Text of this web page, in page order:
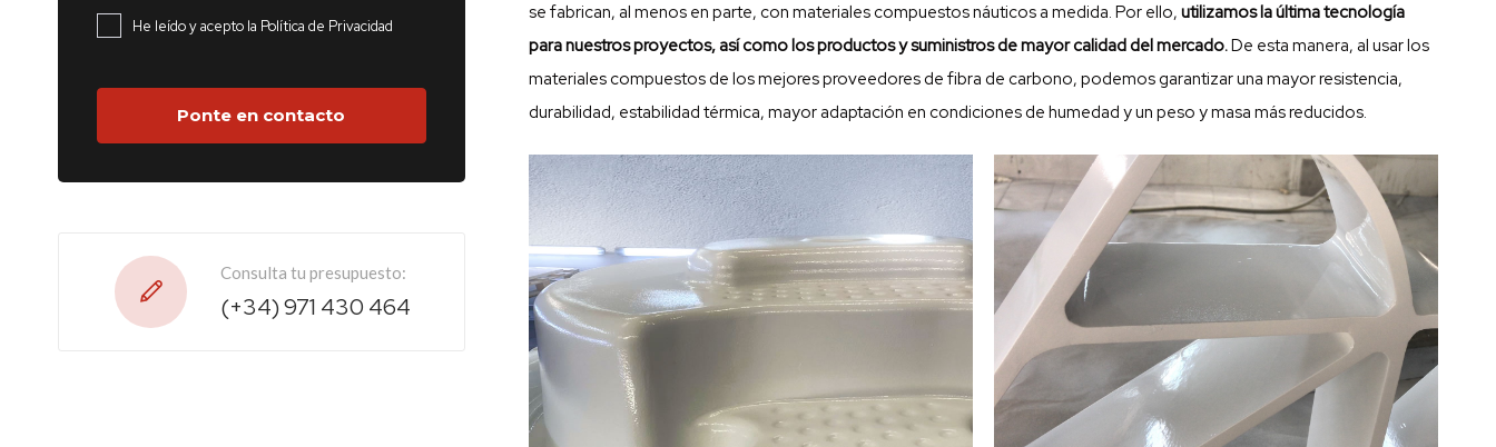
He leído y acepto la Política de Privacidad
Consulta tu presupuesto:
(+34) 971 430 464
se fabrican, al menos en parte, con materiales compuestos náuticos a medida. Por ello,utilizamos la última tecnología
para nuestros proyectos, así como los productos y suministros de mayor calidad del mercado.De esta manera, al usar los
materiales compuestos de los mejoresproveedores de fibra de carbono, podemos garantizar una mayor resistencia,
durabilidad, estabilidad térmica, mayor adaptación en condiciones de humedad y un peso y masa más reducidos.